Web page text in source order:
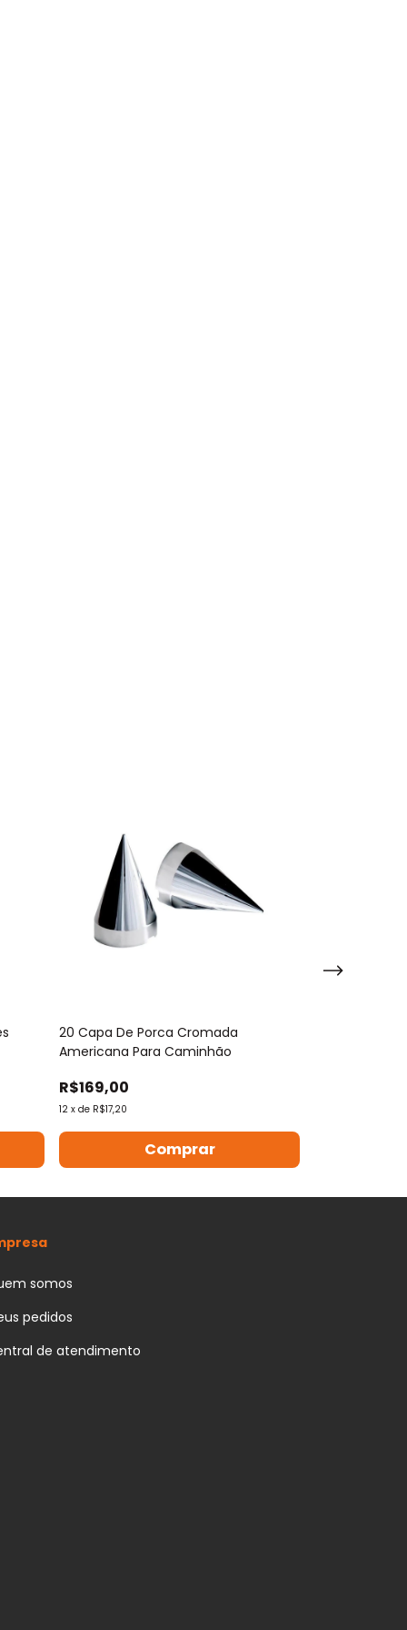
20 Capa De Porca Cromada
Americana Para Caminhão
R$169,00
12 x de R$17,20
Comprar
somos
pedidos
de atendimento